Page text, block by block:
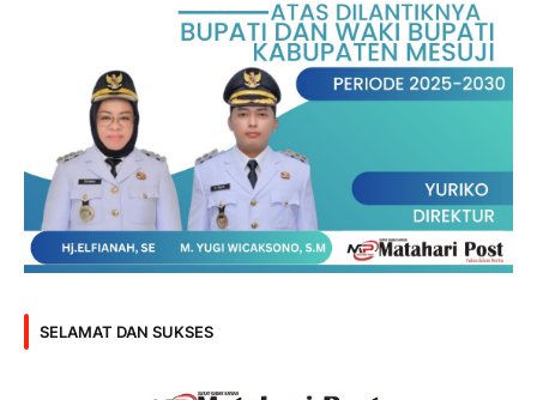
SELAMAT DAN SUKSES